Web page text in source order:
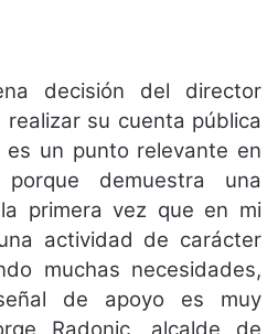
decisión del director
realizar su cuenta pública
es un punto relevante en
demuestra una
primera vez que en mi
actividad de carácter
muchas necesidades,
de apoyo es muy
Radonic, alcalde de